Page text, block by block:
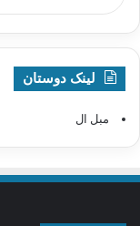
لینک دوستان
مبل ال